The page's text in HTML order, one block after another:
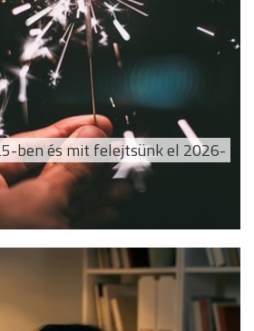
ben és mit felejtsünk el 2026-